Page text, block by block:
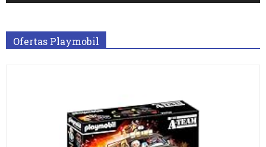
Ofertas Playmobil